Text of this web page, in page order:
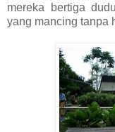
mereka bertiga
yang mancing tanpa